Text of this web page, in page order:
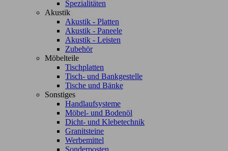
Spezialitäten
Akustik
Akustik - Platten
Akustik - Paneele
Akustik - Leisten
Zubehör
Möbelteile
Tischplatten
Tisch- und Bankgestelle
Tische und Bänke
Sonstiges
Handlaufsysteme
Möbel- und Bodenöl
Dicht- und Klebetechnik
Granitsteine
Werbemittel